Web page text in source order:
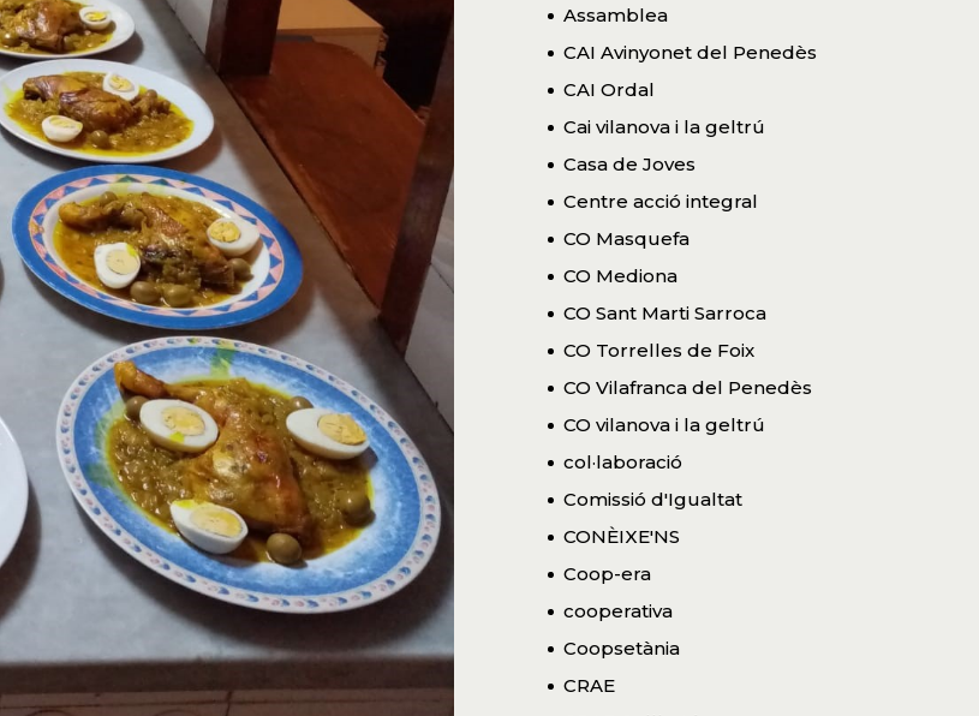
Assamblea
CAI Avinyonet del Penedès
CAI Ordal
Cai vilanova i la geltrú
Casa de Joves
Centre acció integral
CO Masquefa
CO Mediona
CO Sant Marti Sarroca
CO Torrelles de Foix
CO Vilafranca del Penedès
CO vilanova i la geltrú
col·laboració
Comissió d'Igualtat
CONÈIXE'NS
Coop-era
cooperativa
Coopsetània
CRAE